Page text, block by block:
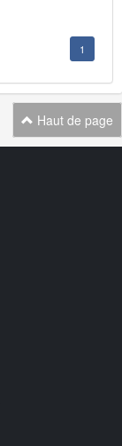
1
Haut de page